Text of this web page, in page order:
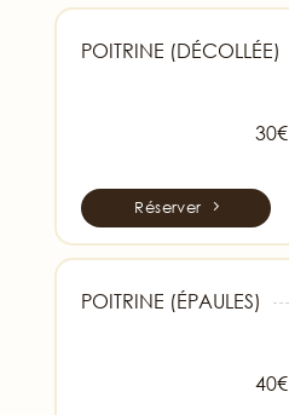
POITRINE (DÉCOLLÉE)
30€
Réserver
POITRINE (ÉPAULES)
40€